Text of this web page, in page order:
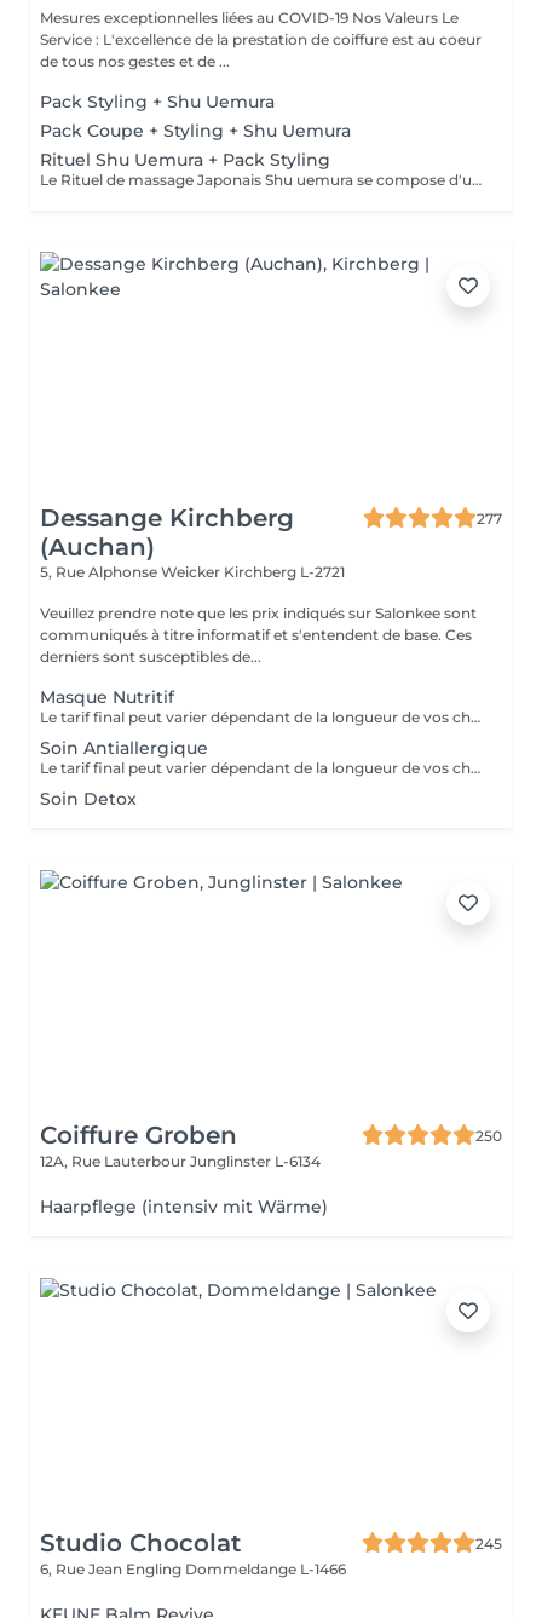
Mesures exceptionnelles liées au COVID-19 Nos Valeurs Le
Service : L'excellence de la prestation de coiffure est au coeur
de tous nos gestes et de ...
Pack Styling + Shu Uemura
Pack Coupe + Styling + Shu Uemura
Rituel Shu Uemura + Pack Styling
Le Rituel de massage Japonais Shu uemura se compose d'un shampooing et d'un soin d'une durée de 30 minutes pour une relaxation une une réparation intense du cheveu + Pack Styling * Tarifs à titre indicatifs à confirmer après la consultation personnalisée établit auprès de votre coiffeur/stylist/spécialiste * La direction se réserve le droit d'apporter des modifications pour le bon fonctionnement du salon
Dessange Kirchberg
(Auchan)
277
5, Rue Alphonse Weicker Kirchberg L-2721
Veuillez prendre note que les prix indiqués sur Salonkee sont
communiqués à titre informatif et s'entendent de base. Ces
derniers sont susceptibles de...
Masque Nutritif
Le tarif final peut varier dépendant de la longueur de vos cheveux ainsi que des soins et produits utilisés.
Soin Antiallergique
Le tarif final peut varier dépendant de la longueur de vos cheveux ainsi que des soins et produits utilisés.
Soin Detox
Coiffure Groben
250
12A, Rue Lauterbour Junglinster L-6134
Haarpflege (intensiv mit Wärme)
Studio Chocolat
245
6, Rue Jean Engling Dommeldange L-1466